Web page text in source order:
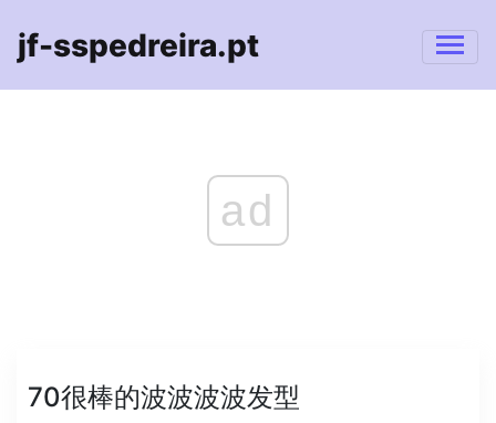
jf-sspedreira.pt
ad
70很棒的波波波波发型